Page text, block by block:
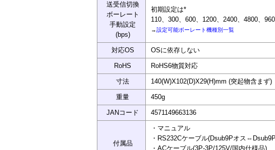
送受信切換
ボーレート
手動設定
(bps)
初期設定は*
110、300、600、1200、2400、4800、
→設定可能ボーレート機種別一覧
対応OS OSに依存しない
RoHS RoHS6物質対応
寸法 140(W)X102(D)X29(H)mm (突起物含まず)
重量 450g
JANコード 4571149663136
付属品
・マニュアル
・RS232Cケーブル(Dsub9Pオス
・ACケーブル(3P-3P/125V/国内仕様品)